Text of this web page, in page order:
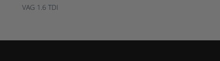
VAG 1.6 TDI